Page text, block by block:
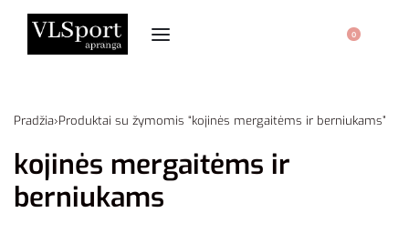
0
Pradžia›Produktai su žymomis “kojinės mergaitėms ir berniukams”
kojinės mergaitėms ir
berniukams